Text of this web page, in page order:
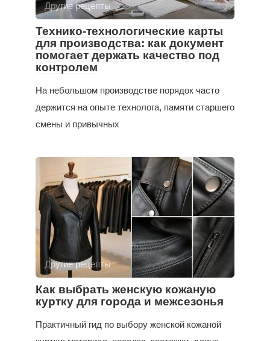
Другие рецепты
Технико-технологические карты
для производства: как документ
помогает держать качество под
контролем
На небольшом производстве порядок часто
держится на опыте технолога, памяти старшего
смены и привычных
Другие рецепты
Как выбрать женскую кожаную
куртку для города и межсезонья
Практичный гид по выбору женской кожаной